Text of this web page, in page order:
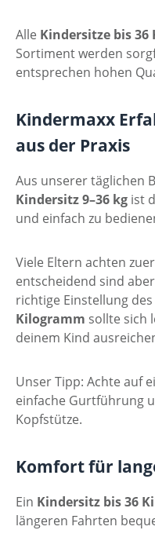
Alle Kindersitze bis 36
Sortiment werden
entsprechen hohen
Kindermaxx
aus der Praxis
Aus unserer täglichen
Kindersitz 9–36 kg ist
und einfach zu
Viele Eltern achten
entscheidend sind
richtige Einstellung des
Kilogramm sollte sich
deinem Kind
Unser Tipp: Achte auf
einfache Gurtführung
Kopfstütze.
Komfort für
Ein Kindersitz bis 36
längeren Fahrten